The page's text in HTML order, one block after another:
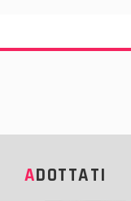
ADOTTATI